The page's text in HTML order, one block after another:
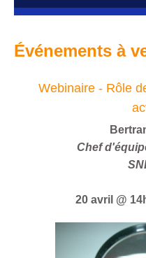
Événements à
Webinaire - Rôle
Chef
20 avril @